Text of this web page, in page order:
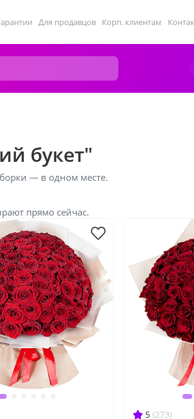
Для продавцов Корп. клиентам
букет"
— в одном месте.
прямо сейчас.
5 (273)